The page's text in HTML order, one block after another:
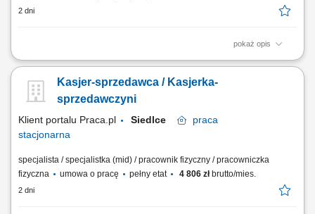
2 dni
pokaż opis
bieżąca obsługa klientów oraz kasy fiskalnej; realizacja sprzedaży
produktów; kontrola dat ważności towarów; praca zmianowa w systemie
2-zmianowym; utrzymywanie porządku na stanowisku pracy;
Kasjer-sprzedawca / Kasjerka-
sprzedawczyni
Klient portalu Praca.pl Siedlce
praca
stacjonarna
specjalista / specjalistka (mid) / pracownik fizyczny / pracowniczka
fizyczna
umowa o pracę pełny etat 4 806 złbrutto/mies.
2 dni